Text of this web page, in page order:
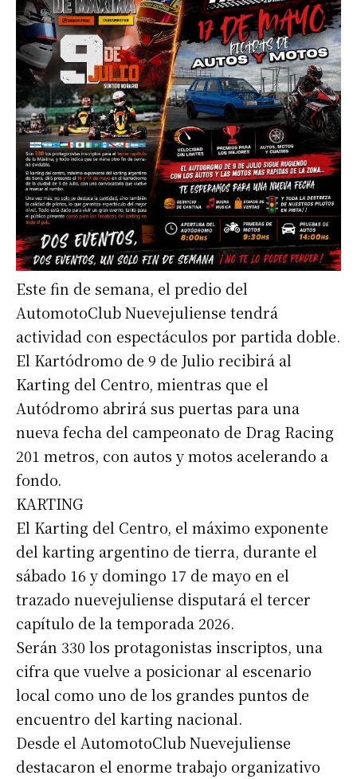
Este fin de semana, el predio del
AutomotoClub Nuevejuliense tendrá
actividad con espectáculos por partida doble.
El Kartódromo de 9 de Julio recibirá al
Karting del Centro, mientras que el
Autódromo abrirá sus puertas para una
nueva fecha del campeonato de Drag Racing
201 metros, con autos y motos acelerando a
fondo.
KARTING
El Karting del Centro, el máximo exponente
del karting argentino de tierra, durante el
sábado 16 y domingo 17 de mayo en el
trazado nuevejuliense disputará el tercer
capítulo de la temporada 2026.
Serán 330 los protagonistas inscriptos, una
cifra que vuelve a posicionar al escenario
local como uno de los grandes puntos de
encuentro del karting nacional.
Desde el AutomotoClub Nuevejuliense
destacaron el enorme trabajo organizativo